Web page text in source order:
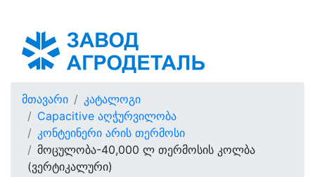
მთავარი
კატალოგი
Capacitive აღჭურვილობა
კონტეინერი არის თერმოსი
მოცულობა-40,000 ლ თერმოსის კოლბა
(ვერტიკალური)